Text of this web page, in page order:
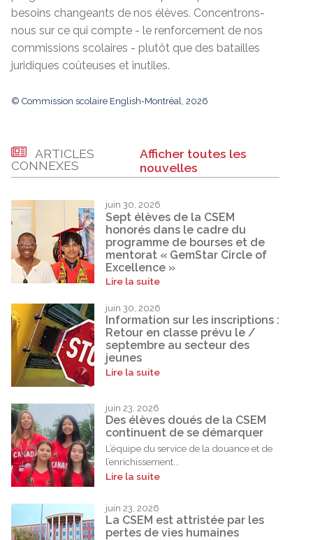
besoins changeants de nos élèves. Concentrons-
nous sur ce qui compte - le renforcement de nos
commissions scolaires - plutôt que des batailles
juridiques coûteuses et inutiles.
© Commission scolaire English-Montréal, 2026
ARTICLES
CONNEXES
Afficher toutes les
nouvelles
juin 30, 2026
Sept élèves de la CSEM
honorés dans le cadre du
programme de bourses et de
mentorat « GemStar Circle of
Excellence »
Lire la suite
juin 30, 2026
Information sur les inscriptions :
Retour en classe prévu le /
septembre au secteur des
jeunes
Lire la suite
juin 23, 2026
Des élèves doués de la CSEM
continuent de se démarquer
L’équipe du service de la douance et de
l’enrichissement...
Lire la suite
juin 23, 2026
La CSEM est attristée par les
pertes de vies humaines